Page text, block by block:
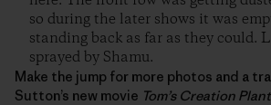
so during the later shows it was
standing back as far as they could.
sprayed by Shamu.
Make the jump for more photos and a
Sutton’s new movie Tom’s Creation